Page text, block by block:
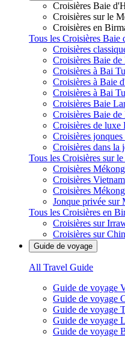
Croisières Baie
Croisières sur le
Croisières en
Tous les Croisières Baie
Croisières
Croisières Baie
Croisières à Bai
Croisières à Baie
Croisières à Bai
Croisières Baie
Croisières Baie
Croisières de luxe
Croisières jonques
Croisières dans la
Tous les Croisières sur
Croisières
Croisières
Croisières
Jonque privée sur
Tous les Croisières en
Croisières sur
Croisières sur
Guide de voyage
All Travel Guide
Guide de voyage
Guide de voyage
Guide de voyage
Guide de voyage
Guide de voyage